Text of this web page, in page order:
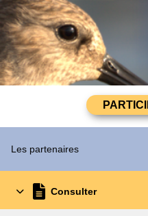
Les partenaires
Consulter